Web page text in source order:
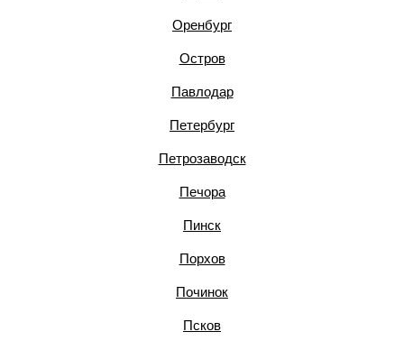
Оренбург
Остров
Павлодар
Петербург
Петрозаводск
Печора
Пинск
Порхов
Починок
Псков